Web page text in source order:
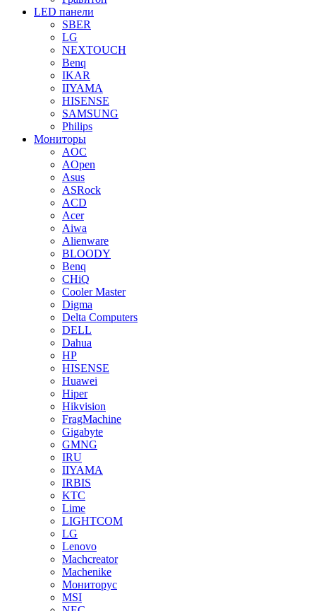
LED панели
SBER
LG
NEXTOUCH
Benq
IKAR
IIYAMA
HISENSE
SAMSUNG
Philips
Мониторы
AOC
AOpen
Asus
ASRock
ACD
Acer
Aiwa
Alienware
BLOODY
Benq
CHiQ
Cooler Master
Digma
Delta Computers
DELL
Dahua
HP
HISENSE
Huawei
Hiper
Hikvision
FragMachine
Gigabyte
GMNG
IRU
IIYAMA
IRBIS
KTC
Lime
LIGHTCOM
LG
Lenovo
Machcreator
Machenike
Мониторус
MSI